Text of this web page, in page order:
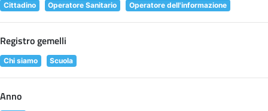
Cittadino Operatore Sanitario Operatore dell'informazione
Registro gemelli
Chi siamo Scuola
Anno